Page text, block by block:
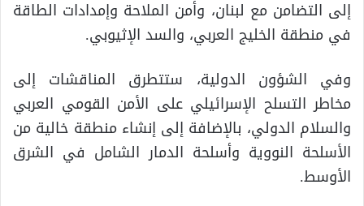
إلى التضامن مع لبنان، وأمن الملاحة وإمدادات الطاقة
في منطقة الخليج العربي، والسد الإثيوبي.
وفي الشؤون الدولية، ستتطرق المناقشات إلى
مخاطر التسلح الإسرائيلي على الأمن القومي العربي
والسلام الدولي، بالإضافة إلى إنشاء منطقة خالية من
الأسلحة النووية وأسلحة الدمار الشامل في الشرق
الأوسط.